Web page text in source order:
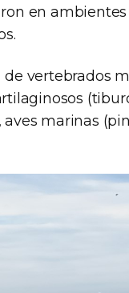
en
de vertebrados
aves marinas